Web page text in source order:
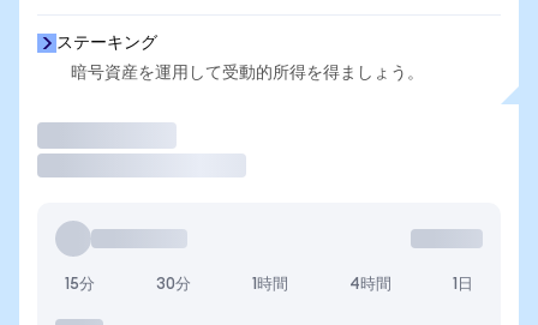
ステーキング
暗号資産を運用して受動的所得を得ましょう。
15分 30分 1時間 4時間 1日